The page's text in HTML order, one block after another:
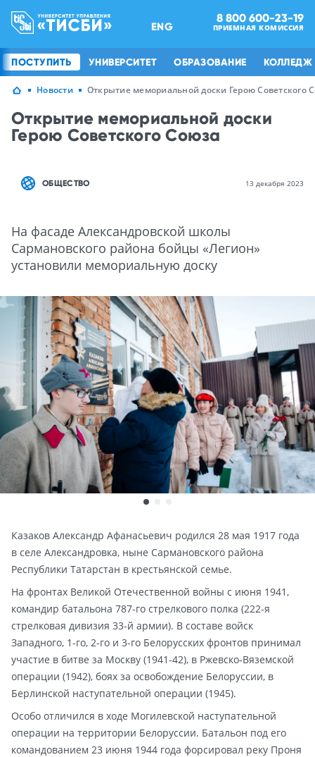
ENG
8 800 600-23-19
ПРИЕМНАЯ КОМИССИЯ
ПОСТУПИТЬ УНИВЕРСИТЕТ ОБРАЗОВАНИЕ КОЛЛЕДЖ
Новости Открытие мемориальной доски Герою Советского
Открытие мемориальной доски
Герою Советского Союза
ОБЩЕСТВО 13 декабря 2023
На фасаде Александровской школы
Сармановского района бойцы «Легион»
установили мемориальную доску
Казаков Александр Афанасьевич родился 28 мая 1917 года
в селе Александровка, ныне Сармановского района
Республики Татарстан в крестьянской семье.
На фронтах Великой Отечественной войны с июня 1941,
командир батальона 787-го стрелкового полка (222-я
стрелковая дивизия 33-й армии). В составе войск
Западного, 1-го, 2-го и 3-го Белорусских фронтов принимал
участие в битве за Москву (1941-42), в Ржевско-Вяземской
операции (1942), боях за освобождение Белоруссии, в
Берлинской наступательной операции (1945).
Особо отличился в ходе Могилевской наступательной
операции на территории Белоруссии. Батальон под его
командованием 23 июня 1944 года форсировал реку Проня